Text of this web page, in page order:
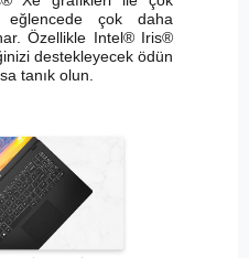
çok daha
Özellikle Intel® Iris®
destekleyecek ödün
tanık olun.